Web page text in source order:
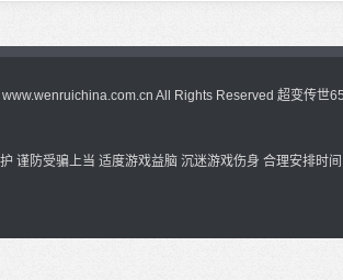
All Rights Reserved 超变传世
谨防受骗上当 适度游戏益脑 沉迷游戏伤身 合理安排时